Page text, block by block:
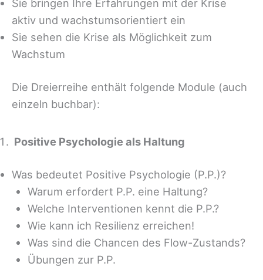
Sie bringen Ihre Erfahrungen mit der Krise
aktiv und wachstumsorientiert ein
Sie sehen die Krise als Möglichkeit zum
Wachstum
Die Dreierreihe enthält folgende Module (auch
einzeln buchbar):
Positive Psychologie als Haltung
Was bedeutet Positive Psychologie (P.P.)?
Warum erfordert P.P. eine Haltung?
Welche Interventionen kennt die P.P.?
Wie kann ich Resilienz erreichen!
Was sind die Chancen des Flow-Zustands?
Übungen zur P.P.